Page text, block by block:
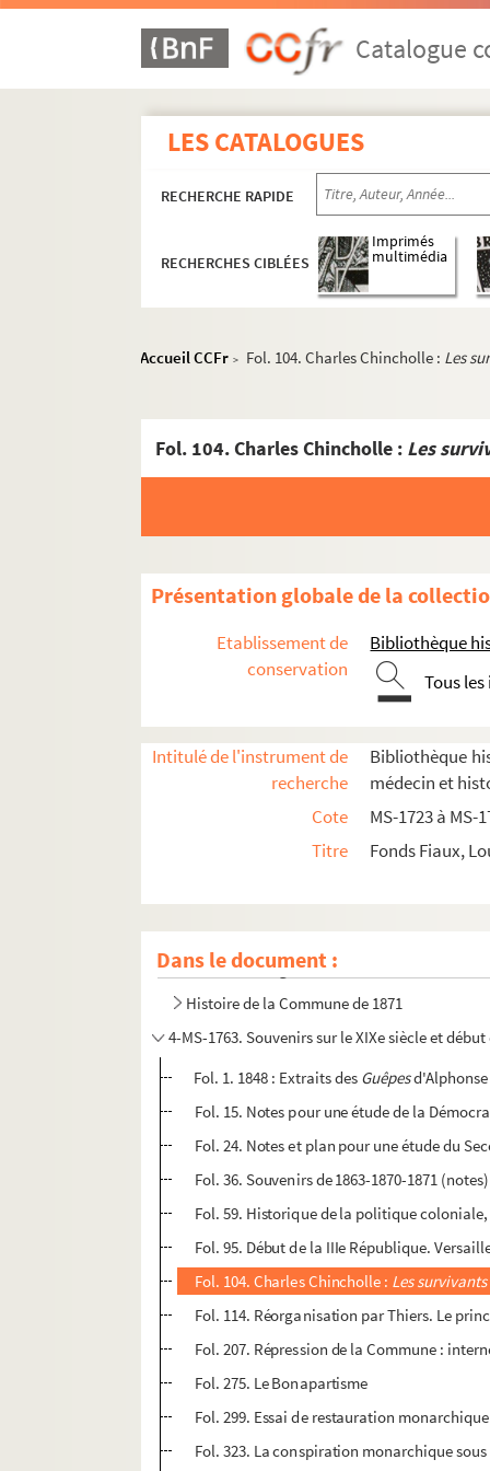
Catalogue
LES CATALOGUES
RECHERCHE RAPIDE
RECHERCHES CIBLÉES
Imprimés
multimédia
Accueil CCFr > Fol. 104. Charles Chincholle : Les
Fol. 104. Charles Chincholle : Les
Présentation globale de la
Etablissement de
conservation
Bibliothèque
Tous
Intitulé de l'instrument de
recherche
Bibliothèque
médecin et
Cote
MS-1723 à MS-
Titre
Fonds Fiaux,
Dans le document :
4-MS-1726. Notes diverses de Louis Fiaux
4-MS-1727. Jeanne d'Arc, la Pucelle
Documentation relative àManon Lescaut
Auteurs du XVIIIe siècle
Mirabeau
8-MS-1738. Notes sur la Corse
Armand Carrel
Hippolyte Taine
Histoire de la guerre civile de 1871
Histoire de la Commune de 1871
4-MS-1763. Souvenirs sur le XIXe siècle et
Fol. 1. 1848 : Extraits des Guêpesd'Alphonse
Fol. 15. Notes pour une étude de la
Fol. 24. Notes et plan pour une étude du
Fol. 36. Souvenirs de 1863-1870-1871 (notes)
Fol. 59. Historique de la politique
Fol. 95. Début de la IIIe République.
Fol. 104. Charles Chincholle : Les
Fol. 114. Réorganisation par Thiers. Le
Fol. 207. Répression de la Commune :
Fol. 275. Le Bonapartisme
Fol. 299. Essai de restauration
Fol. 323. La conspiration monarchique